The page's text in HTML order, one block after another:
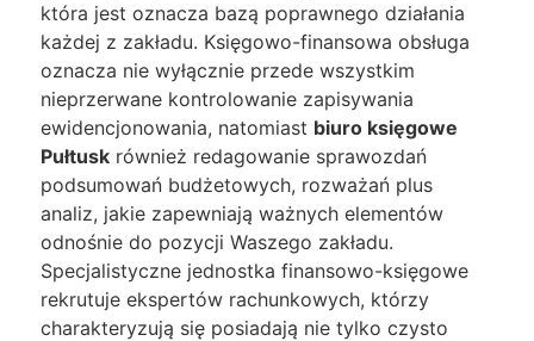
która jest oznacza bazą poprawnego działania
każdej z zakładu. Księgowo-finansowa obsługa
oznacza nie wyłącznie przede wszystkim
nieprzerwane kontrolowanie zapisywania
ewidencjonowania, natomiast biuro księgowe
Pułtusk również redagowanie sprawozdań
podsumowań budżetowych, rozważań plus
analiz, jakie zapewniają ważnych elementów
odnośnie do pozycji Waszego zakładu.
Specjalistyczne jednostka finansowo-księgowe
rekrutuje ekspertów rachunkowych, którzy
charakteryzują się posiadają nie tylko czysto